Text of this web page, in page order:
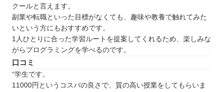
クールと言えます。
副業や転職といった目標がなくても、趣味や教養で触れてみた
いという方にもおすすめです。
1人ひとりに合った学習ルートを提案してくれるため、楽しみな
がらプログラミングを学べるのです。
口コミ
“学生です。
11000円というコスパの良さで、質の高い授業をしてもらいま